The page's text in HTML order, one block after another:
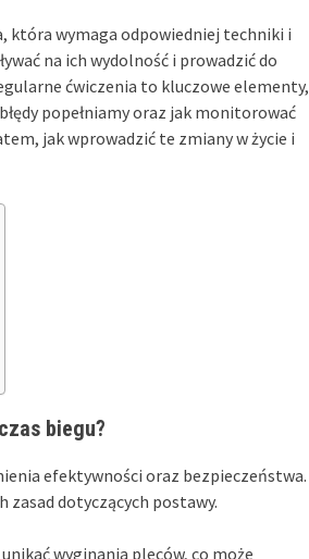
która wymaga odpowiedniej techniki i
na ich wydolność i prowadzić do
ćwiczenia to kluczowe elementy,
popełniamy oraz jak monitorować
jak wprowadzić te zmiany w życie i
biegu?
efektywności oraz bezpieczeństwa.
dotyczących postawy.
wyginania pleców, co może